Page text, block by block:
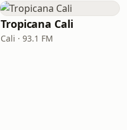
Tropicana Cali
Cali · 93.1 FM